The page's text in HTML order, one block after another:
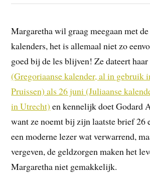
Margaretha wil graag meegaan met
kalenders, het is allemaal niet zo
goed bij de les blijven! Ze dateert
(Gregoriaanse kalender, al in gebruik
Pruissen) als 26 juni (Juliaanse
in Utrecht) en kennelijk doet Godard
want ze noemt bij zijn laatste brief 26
een moderne lezer wat verwarrend,
vergeven, de geldzorgen maken het
Margaretha niet gemakkelijk.